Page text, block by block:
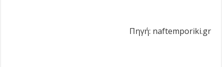
Πηγή: naftemporiki.gr